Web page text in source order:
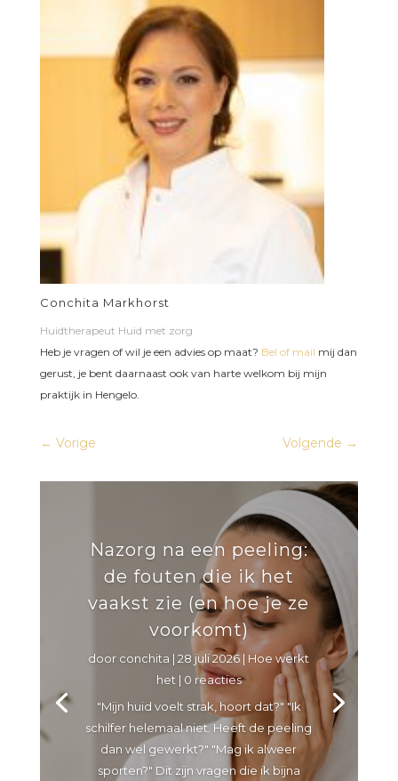
Conchita Markhorst
Huidtherapeut Huid met zorg
Heb je vragen of wil je een advies op maat? Bel of mail mij dan
gerust, je bent daarnaast ook van harte welkom bij mijn
praktijk in Hengelo.
← Vorige Volgende →
Nazorg na een peeling:
de fouten die ik het
vaakst zie (en hoe je ze
voorkomt)
door conchita |28 juli 2026 | Hoe werkt
het| 0 reacties
"Mijn huid voelt strak, hoort dat?" "Ik
schilfer helemaal niet. Heeft de peeling
dan wel gewerkt?" "Mag ik alweer
sporten?" Dit zijn vragen die ik bijna